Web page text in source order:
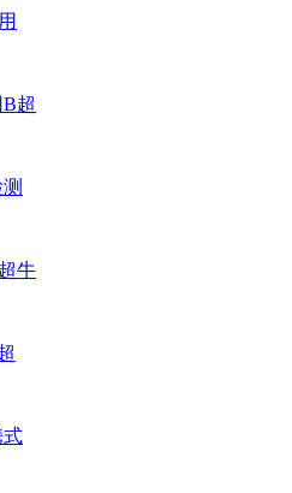
超
牛
式